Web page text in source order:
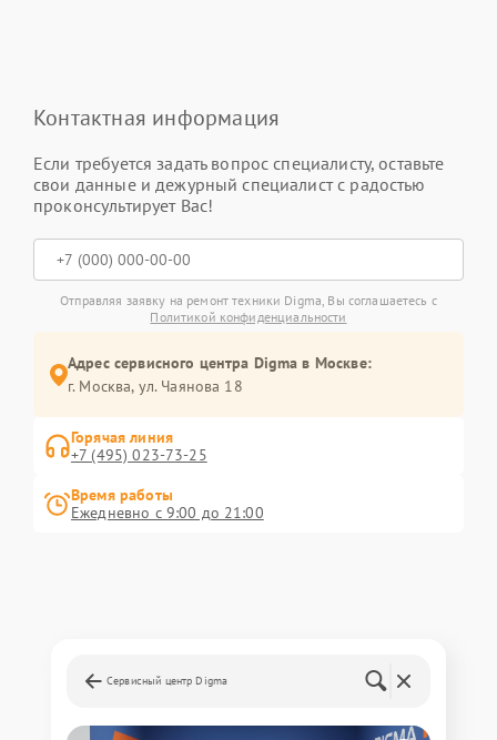
Контактная информация
Если требуется задать вопрос специалисту, оставьте
свои данные и дежурный специалист с радостью
проконсультирует Вас!
Отправляя заявку на ремонт техники Digma, Вы соглашаетесь с
Политикой конфиденциальности
Адрес сервисного центра Digma в Москве:
г. Москва, ул. Чаянова 18
Горячая линия
+7 (495) 023-73-25
Время работы
Ежедневно с 9:00 до 21:00
Сервисный центр Digma